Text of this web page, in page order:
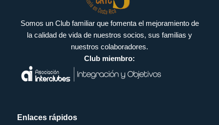
Somos un Club familiar que fomenta el mejoramiento de
la calidad de vida de nuestros socios, sus familias y
nuestros colaboradores.
Club miembro:
Enlaces rápidos